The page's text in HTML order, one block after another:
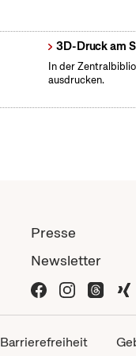
3D-Druck am
In der
ausdrucken.
Presse
Newsletter
Barrierefreiheit